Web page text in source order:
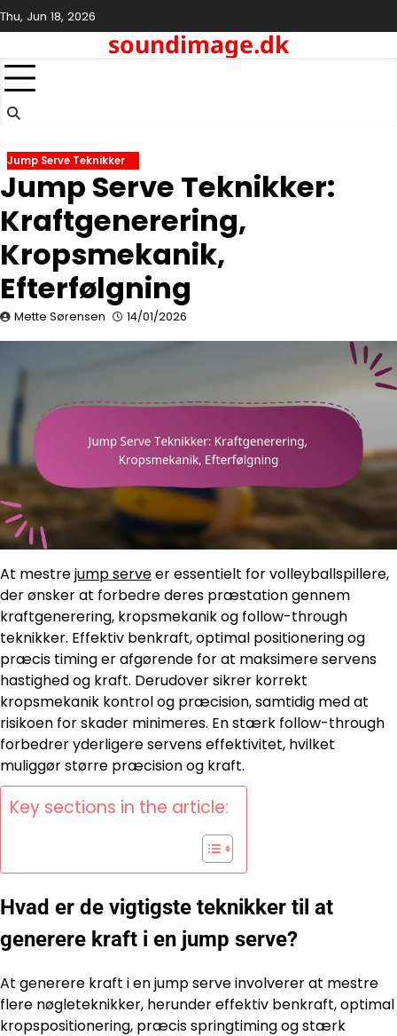
Skip
to
Thu, Jun 18, 2026
soundimage.dk
Jump Serve Teknikker
Jump Serve Teknikker:
Kraftgenerering,
Kropsmekanik,
Efterfølgning
Mette Sørensen 14/01/2026
At mestrejump serveer essentielt for volleyballspillere,
der ønsker at forbedre deres præstation gennem
kraftgenerering, kropsmekanik og follow-through
teknikker. Effektiv benkraft, optimal positionering og
præcis timing er afgørende for at maksimere servens
hastighed og kraft. Derudover sikrer korrekt
kropsmekanik kontrol og præcision, samtidig med at
risikoen for skader minimeres. En stærk follow-through
forbedrer yderligere servens effektivitet, hvilket
muliggør større præcision og kraft.
Key sections in the article:
Hvad er de vigtigste teknikker til at
generere kraft i en jump serve?
At generere kraft i en jump serve involverer at mestre
flere nøgleteknikker, herunder effektiv benkraft, optimal
kropspositionering, præcis springtiming og stærk